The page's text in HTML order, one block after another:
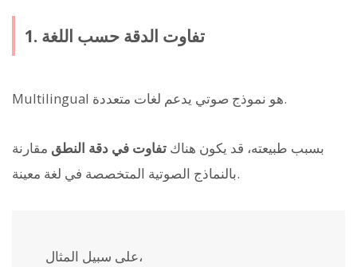
1. تفاوت الدقة حسب اللغة
Multilingual هو نموذج صوتي يدعم لغات متعددة.
بسبب طبيعته، قد يكون هناك تفاوت في دقة النطق مقارنة
بالنماذج الصوتية المتخصصة في لغة معينة.
على سبيل المثال،